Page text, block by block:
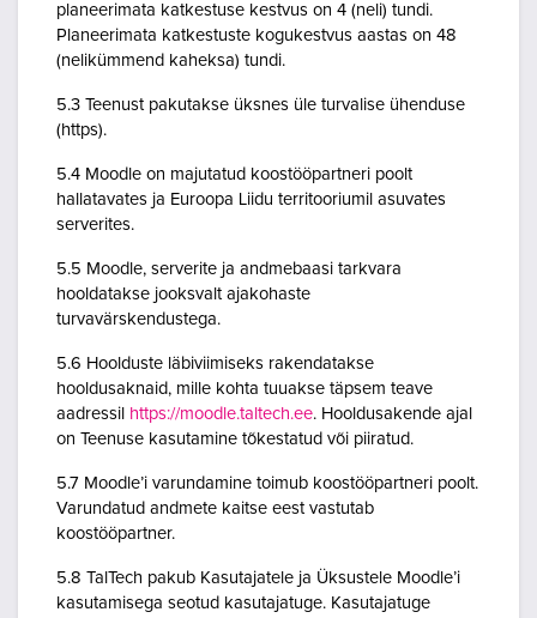
planeerimata katkestuse kestvus on 4 (neli) tundi.
Planeerimata katkestuste kogukestvus aastas on 48
(nelikümmend kaheksa) tundi.
5.3 Teenust pakutakse üksnes üle turvalise ühenduse
(https).
5.4 Moodle on majutatud koostööpartneri poolt
hallatavates ja Euroopa Liidu territooriumil asuvates
serverites.
5.5 Moodle, serverite ja andmebaasi tarkvara
hooldatakse jooksvalt ajakohaste
turvavärskendustega.
5.6 Hoolduste läbiviimiseks rakendatakse
hooldusaknaid, mille kohta tuuakse täpsem teave
aadressil https://moodle.taltech.ee. Hooldusakende ajal
on Teenuse kasutamine tõkestatud või piiratud.
5.7 Moodle’i varundamine toimub koostööpartneri poolt.
Varundatud andmete kaitse eest vastutab
koostööpartner.
5.8 TalTech pakub Kasutajatele ja Üksustele Moodle’i
kasutamisega seotud kasutajatuge. Kasutajatuge